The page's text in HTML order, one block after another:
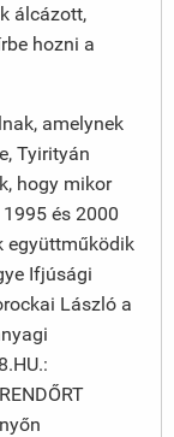
álcázott,
hozni a
amelynek
Tyirityán
hogy mikor
és 2000
együttműködik
Ifjúsági
László a